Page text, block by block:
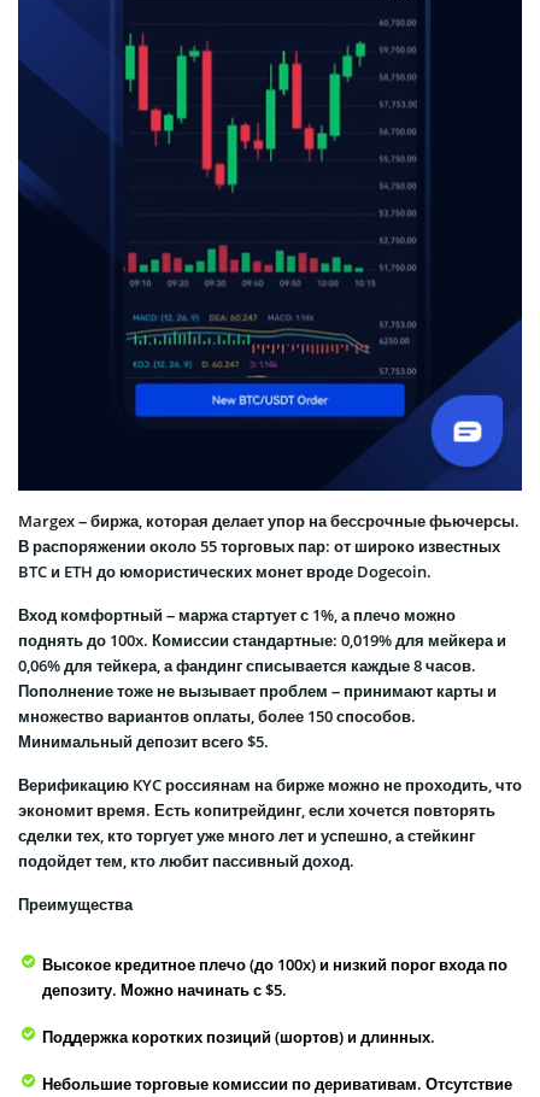
Margex – биржа, которая делает упор на бессрочные фьючерсы.
В распоряжении около 55 торговых пар: от широко известных
BTC и ETH до юмористических монет вроде Dogecoin.
Вход комфортный – маржа стартует с 1%, а плечо можно
поднять до 100x. Комиссии стандартные: 0,019% для мейкера и
0,06% для тейкера, а фандинг списывается каждые 8 часов.
Пополнение тоже не вызывает проблем – принимают карты и
множество вариантов оплаты, более 150 способов.
Минимальный депозит всего $5.
Верификацию KYC россиянам на бирже можно не проходить, что
экономит время. Есть копитрейдинг, если хочется повторять
сделки тех, кто торгует уже много лет и успешно, а стейкинг
подойдет тем, кто любит пассивный доход.
Преимущества
Высокое кредитное плечо (до 100x) и низкий порог входа по
депозиту. Можно начинать с $5.
Поддержка коротких позиций (шортов) и длинных.
Небольшие торговые комиссии по деривативам. Отсутствие